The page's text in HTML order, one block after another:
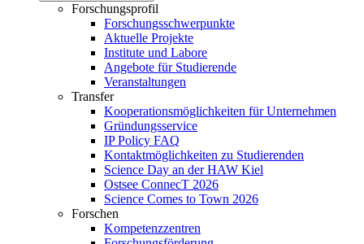
Forschungsprofil
Forschungsschwerpunkte
Aktuelle Projekte
Institute und Labore
Angebote für Studierende
Veranstaltungen
Transfer
Kooperationsmöglichkeiten für Unternehmen
Gründungsservice
IP Policy FAQ
Kontaktmöglichkeiten zu Studierenden
Science Day an der HAW Kiel
Ostsee ConnecT 2026
Science Comes to Town 2026
Forschen
Kompetenzzentren